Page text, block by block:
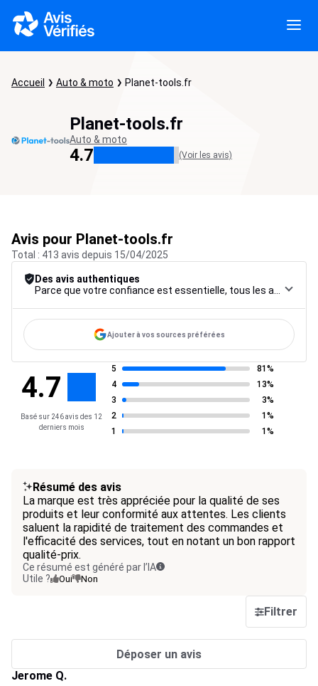
Accueil Auto & moto Planet-tools.fr
Planet-tools.fr
Auto & moto
4.7 (Voir les avis)
Avis pour Planet-tools.fr
Total : 413 avis depuis 15/04/2025
Des avis authentiques
Ajouter à vos sources préférées
4.7
Basé sur 246 avis des 12
derniers mois
5
81%
4
13%
3
3%
2
1%
1
1%
Résumé des avis
La marque est très appréciée pour la qualité de ses
produits et leur conformité aux attentes. Les clients
saluent la rapidité de traitement des commandes et
l'efficacité des services, tout en notant un bon rapport
qualité-prix.
Ce résumé est généré par l’IA
Utile ?
Oui Non
Filtrer
Déposer un avis
Jerome Q.